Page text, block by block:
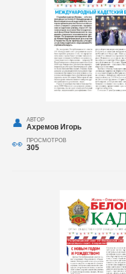
АВТОР
Ахремов Игорь
ПРОСМОТРОВ
305